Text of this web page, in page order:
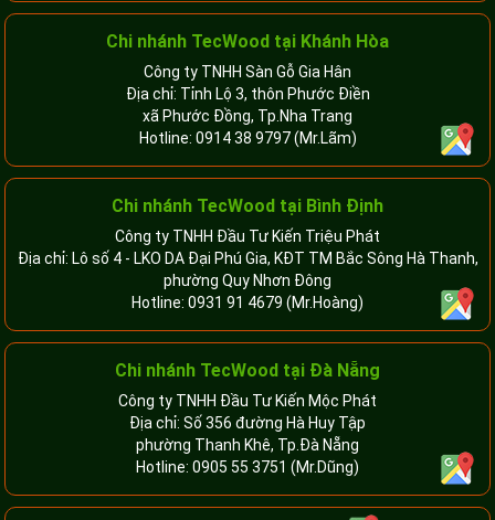
Chi nhánh TecWood tại Khánh Hòa
Công ty TNHH Sàn Gỗ Gia Hân
Địa chỉ: Tỉnh Lộ 3, thôn Phước Điền
xã Phước Đồng, Tp.Nha Trang
Hotline: 0914 38 9797(Mr.Lãm)
Chi nhánh TecWood tại Bình Định
Công ty TNHH Đầu Tư Kiến Triệu Phát
Địa chỉ: Lô số 4 - LKO DA Đại Phú Gia, KĐT TM Bắc Sông Hà Thanh,
phường Quy Nhơn Đông
Hotline: 0931 91 4679 (Mr.Hoàng)
Chi nhánh TecWood tại Đà Nẵng
Công ty TNHH Đầu Tư Kiến Mộc Phát
Địa chỉ: Số 356 đường Hà Huy Tập
phường Thanh Khê, Tp.Đà Nẵng
Hotline: 0905 55 3751 (Mr.Dũng)